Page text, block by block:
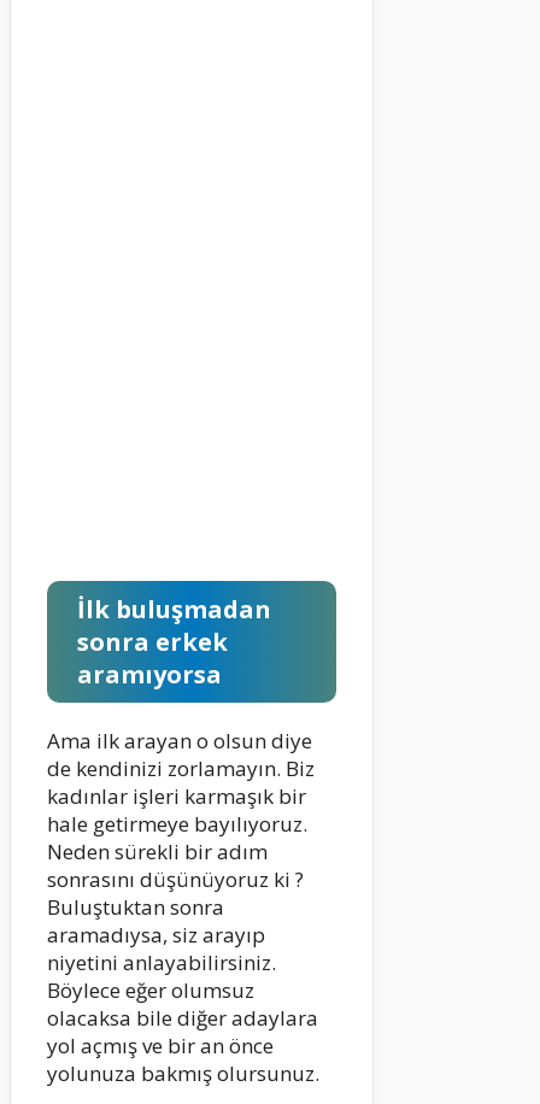
İlk buluşmadan
sonra erkek
aramıyorsa
Ama ilk arayan o olsun diye
de kendinizi zorlamayın. Biz
kadınlar işleri karmaşık bir
hale getirmeye bayılıyoruz.
Neden sürekli bir adım
sonrasını düşünüyoruz ki ?
Buluştuktan sonra
aramadıysa, siz arayıp
niyetini anlayabilirsiniz.
Böylece eğer olumsuz
olacaksa bile diğer adaylara
yol açmış ve bir an önce
yolunuza bakmış olursunuz.